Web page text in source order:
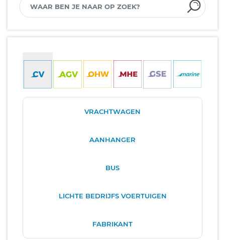
VRACHTWAGEN
AANHANGER
BUS
LICHTE BEDRIJFS VOERTUIGEN
FABRIKANT